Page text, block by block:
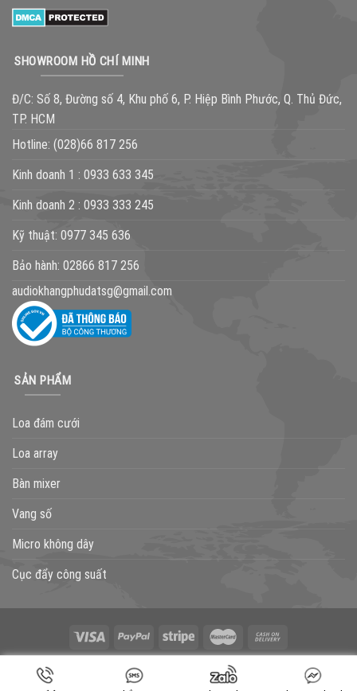
SHOWROOM HỒ CHÍ MINH
Đ/C: Số 8, Đường số 4, Khu phố 6, P. Hiệp Bình Phước, Q. Thủ Đức,
TP. HCM
Hotline: (028)66 817 256
Kinh doanh 1 : 0933 633 345
Kinh doanh 2 : 0933 333 245
Kỹ thuật: 0977 345 636
Bảo hành: 02866 817 256
audiokhangphudatsg@gmail.com
SẢN PHẨM
Loa đám cưới
Loa array
Bàn mixer
Vang số
Micro không dây
Cục đẩy công suất
LIÊN HỆ